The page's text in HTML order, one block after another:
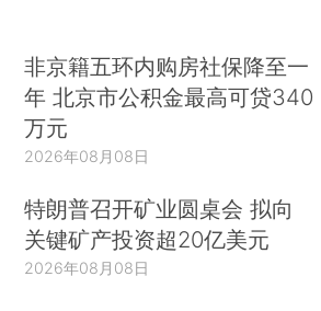
非京籍五环内购房社保降至一
年 北京市公积金最高可贷340
万元
2026年08月08日
特朗普召开矿业圆桌会 拟向
关键矿产投资超20亿美元
2026年08月08日